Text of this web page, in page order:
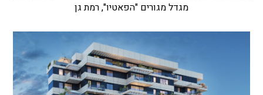
מגדל מגורים "הפאטיו", רמת גן